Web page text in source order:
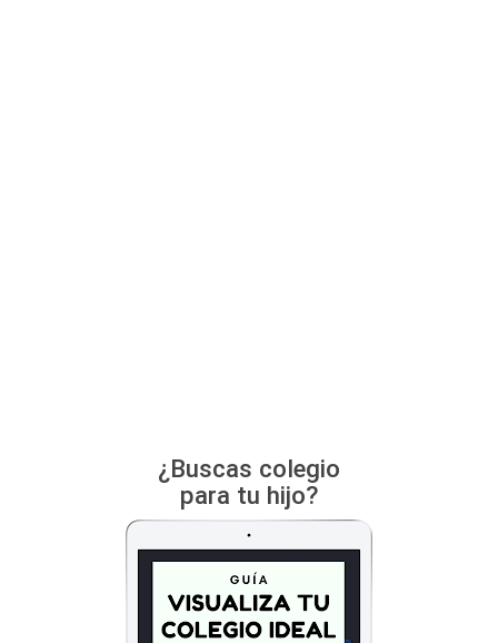
¿Buscas colegio
para tu hijo?